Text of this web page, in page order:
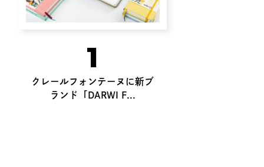
1
クレールフォンテーヌに新ブ
ランド「DARWI F...